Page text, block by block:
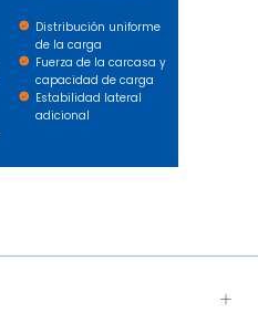
Distribución uniforme
de la carga
Fuerza de la carcasa y
capacidad de carga
Estabilidad lateral
adicional